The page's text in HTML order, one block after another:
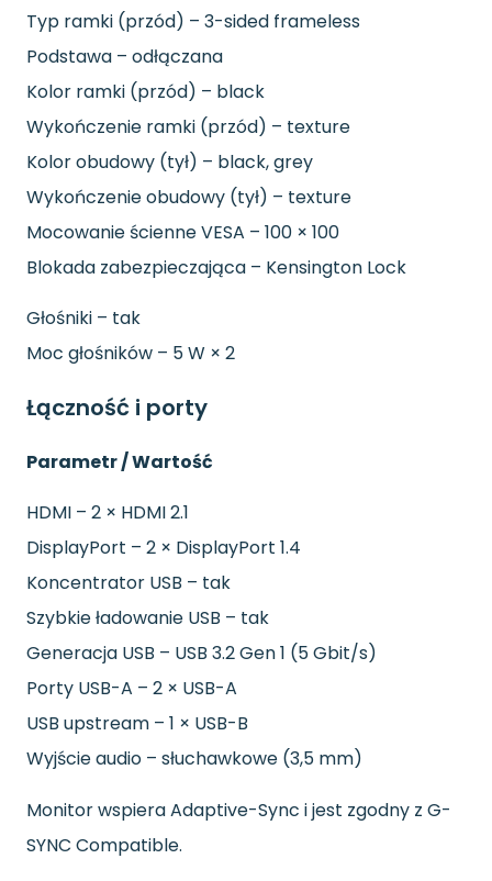
Typ ramki (przód) – 3-sided frameless
Podstawa – odłączana
Kolor ramki (przód) – black
Wykończenie ramki (przód) – texture
Kolor obudowy (tył) – black, grey
Wykończenie obudowy (tył) – texture
Mocowanie ścienne VESA – 100 × 100
Blokada zabezpieczająca – Kensington Lock
Głośniki – tak
Moc głośników – 5 W × 2
Łączność i porty
Parametr / Wartość
HDMI – 2 × HDMI 2.1
DisplayPort – 2 × DisplayPort 1.4
Koncentrator USB – tak
Szybkie ładowanie USB – tak
Generacja USB – USB 3.2 Gen 1 (5 Gbit/s)
Porty USB-A – 2 × USB-A
USB upstream – 1 × USB-B
Wyjście audio – słuchawkowe (3,5 mm)
Monitor wspiera Adaptive-Sync i jest zgodny z G-
SYNC Compatible.